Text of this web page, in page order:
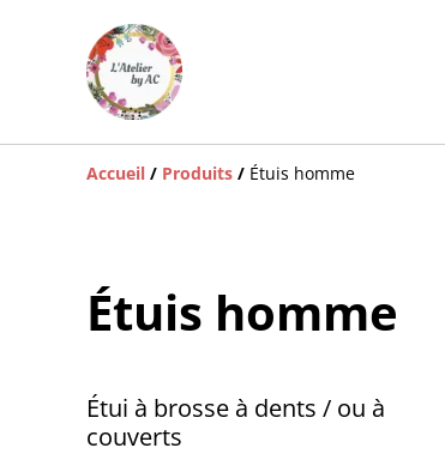
Accueil / Produits / Étuis homme
Étuis homme
Étui à brosse à dents / ou à
couverts